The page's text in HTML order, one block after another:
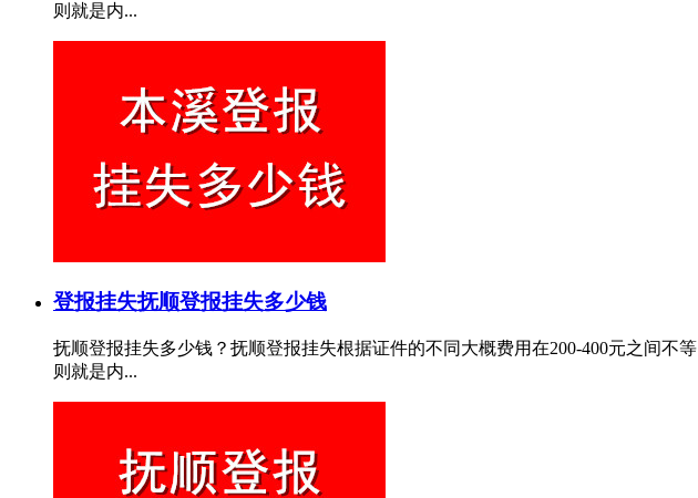
则就是内...
登报挂失抚顺登报挂失多少钱
抚顺登报挂失多少钱？抚顺登报挂失根据证件的不同大概费用在200-400元之间
则就是内...